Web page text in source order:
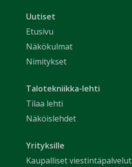
Uutiset
Etusivu
Näkökulmat
Nimitykset
Talotekniikka-lehti
Tilaa lehti
Näköislehdet
Yrityksille
Kaupalliset viestintäpalvelut